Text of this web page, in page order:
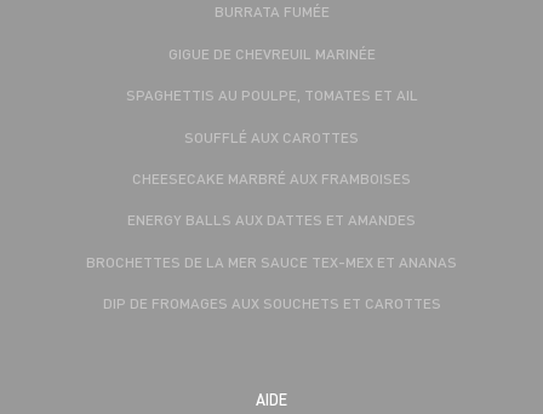
BURRATA FUMÉE
GIGUE DE CHEVREUIL MARINÉE
SPAGHETTIS AU POULPE, TOMATES ET AIL
SOUFFLÉ AUX CAROTTES
CHEESECAKE MARBRÉ AUX FRAMBOISES
ENERGY BALLS AUX DATTES ET AMANDES
BROCHETTES DE LA MER SAUCE TEX-MEX ET ANANAS
DIP DE FROMAGES AUX SOUCHETS ET CAROTTES
AIDE